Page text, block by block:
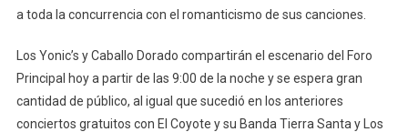
Yonic’s
El
Tercer
a toda la concurrencia con el romanticismo de sus canciones.
Los Yonic’s y Caballo Dorado compartirán el escenario del Foro
Principal hoy a partir de las 9:00 de la noche y se espera gran
cantidad de público, al igual que sucedió en los anteriores
conciertos gratuitos con El Coyote y su Banda Tierra Santa y Los